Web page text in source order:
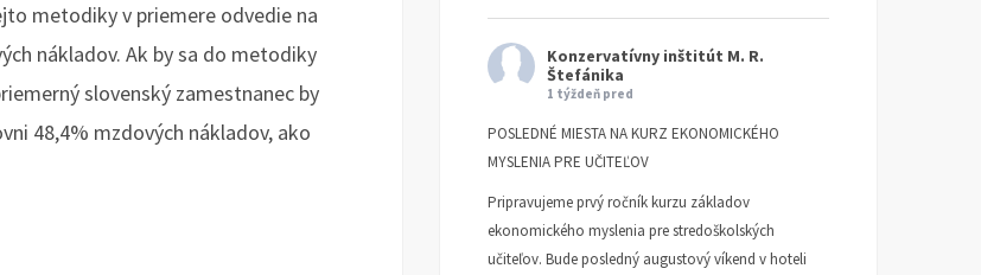
metodiky v priemere odvedie na
nákladov. Ak by sa do metodiky
slovenský zamestnanec by
48,4% mzdových nákladov, ako
Konzervatívny inštitút M. R.
Štefánika
1 týždeň pred
POSLEDNÉ MIESTA NA KURZ EKONOMICKÉHO
MYSLENIA PRE UČITEĽOV
Pripravujeme prvý ročník kurzu základov
ekonomického myslenia pre stredoškolských
učiteľov. Bude posledný augustový víkend v hoteli